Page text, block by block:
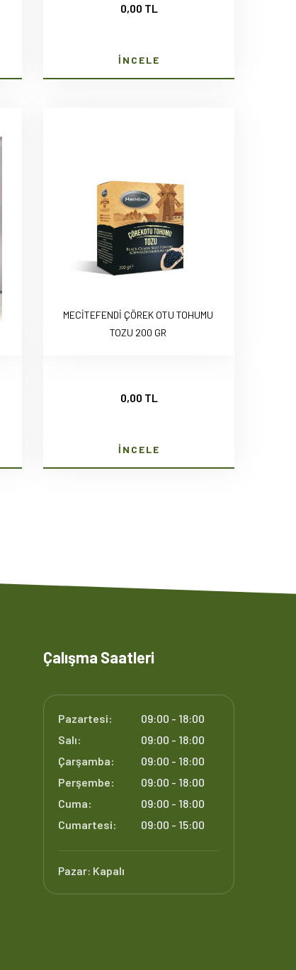
0,00 TL
İNCELE
MECİTEFENDİ ÇÖREK OTU TOHUMU
TOZU 200 GR
0,00 TL
İNCELE
Çalışma Saatleri
Pazartesi:
09:00 - 18:00
Salı:
09:00 - 18:00
Çarşamba:
09:00 - 18:00
Perşembe:
09:00 - 18:00
Cuma:
09:00 - 18:00
Cumartesi:
09:00 - 15:00
Pazar: Kapalı